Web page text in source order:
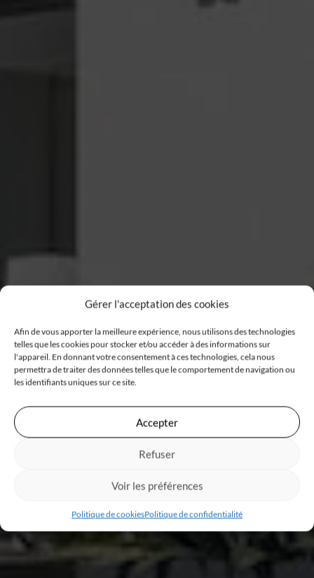
Gérer l'acceptation des cookies
Afin de vous apporter la meilleure expérience, nous utilisons des technologies
telles que les cookies pour stocker et/ou accéder à des informations sur
l'appareil. En donnant votre consentement à ces technologies, cela nous
permettra de traiter des données telles que le comportement de navigation ou
les identifiants uniques sur ce site.
Accepter
Refuser
Voir les préférences
Politique de cookiesPolitique de confidentialité